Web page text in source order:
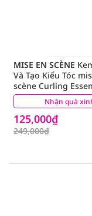
Nhận quà
MISE EN SCÈNE
Và Tạo Kiểu Tóc
scène Curling
Volume Curl 150ml
125,000₫
249,000₫
(6)